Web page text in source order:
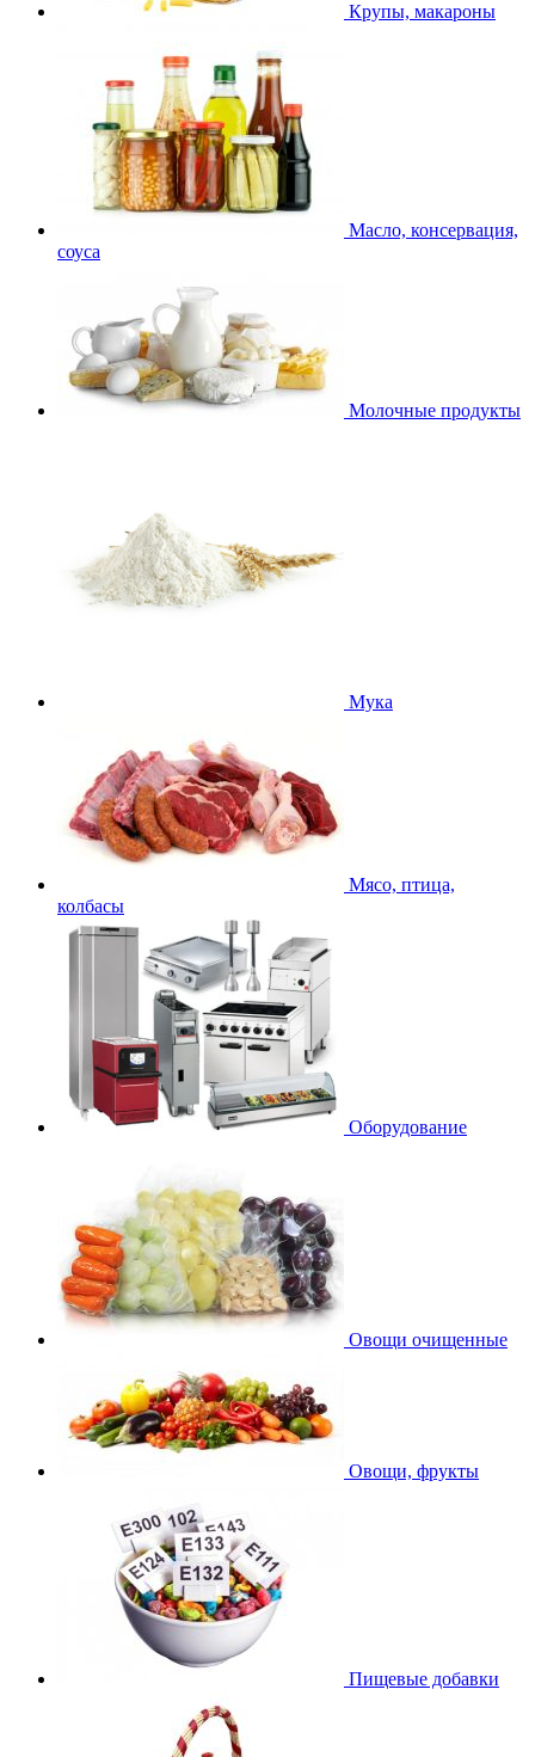
Крупы, макароны
Масло, консервация,
соуса
Молочные продукты
Мука
Мясо, птица,
колбасы
Оборудование
Овощи очищенные
Овощи, фрукты
Пищевые добавки